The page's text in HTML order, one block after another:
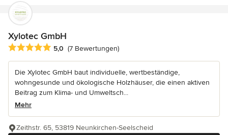
Xylotec GmbH
Durchschnittliche Bewertung: 5 von 5 Sternen
5,0 (7 Bewertungen)
Die Xylotec GmbH baut individuelle, wertbeständige,
wohngesunde und ökologische Holzhäuser, die einen aktiven
Beitrag zum Klima- und Umweltsch...
Mehr
Zeithstr. 65, 53819 Neunkirchen-Seelscheid